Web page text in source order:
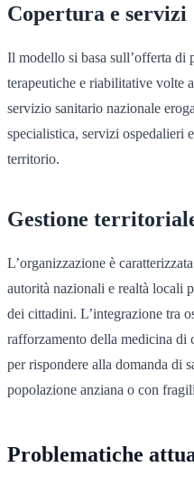
Copertura e servizi
Il modello si basa sull’offerta di
terapeutiche e riabilitative volte
servizio sanitario nazionale
specialistica, servizi ospedalieri
territorio.
Gestione
L’organizzazione è
autorità nazionali e realtà locali
dei cittadini. L’integrazione tra
rafforzamento della medicina di
per rispondere alla domanda di
popolazione anziana o con
Problematiche